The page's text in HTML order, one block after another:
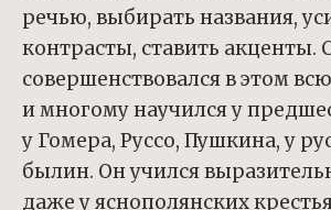
речью, выбирать названия,
контрасты, ставить акценты.
совершенствовался в этом
и многому научился у
у Гомера, Руссо, Пушкина, у
былин. Он учился
даже у яснополянских